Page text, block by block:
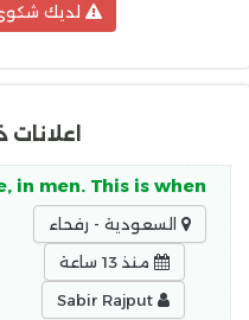
لديك
men. This is when
السعودية - رفحاء
منذ 13 ساعة